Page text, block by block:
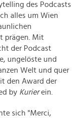
des Podcasts
alles um Wien
prägen. Mit
der Podcast
ungelöste und
Welt und quer
den Award der
by Kurierein.
sich "Merci,